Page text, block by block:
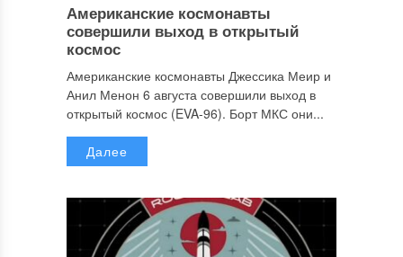
Американские космонавты
совершили выход в открытый
космос
Американские космонавты Джессика Меир и
Анил Менон 6 августа совершили выход в
открытый космос (EVA-96). Борт МКС они...
Далее